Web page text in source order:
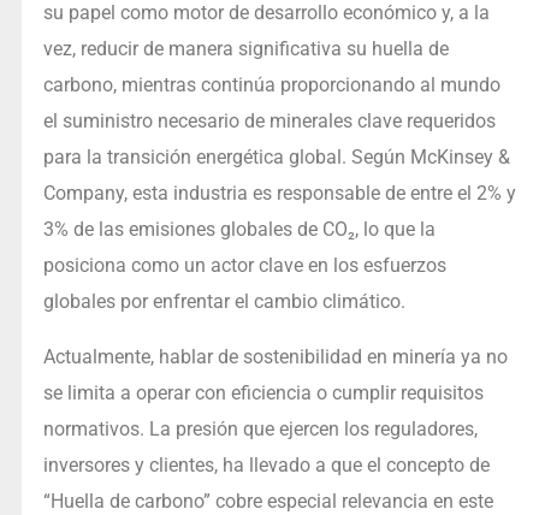
su papel como motor de desarrollo económico y, a la
vez, reducir de manera significativa su huella de
carbono, mientras continúa proporcionando al mundo
el suministro necesario de minerales clave requeridos
para la transición energética global. Según McKinsey &
Company, esta industria es responsable de entre el 2% y
3% de las emisiones globales de CO₂, lo que la
posiciona como un actor clave en los esfuerzos
globales por enfrentar el cambio climático.
Actualmente, hablar de sostenibilidad en minería ya no
se limita a operar con eficiencia o cumplir requisitos
normativos. La presión que ejercen los reguladores,
inversores y clientes, ha llevado a que el concepto de
“Huella de carbono” cobre especial relevancia en este